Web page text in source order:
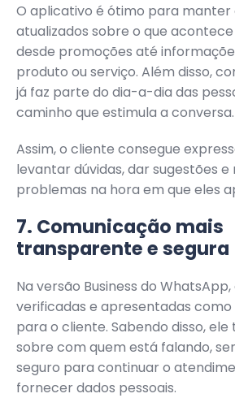
O aplicativo é ótimo para manter
atualizados sobre o que
desde promoções até
produto ou serviço. Além disso,
já faz parte do dia-a-dia das
caminho que estimula a conversa.
Assim, o cliente consegue
levantar dúvidas, dar sugestões
problemas na hora em que eles
7. Comunicação mais
transparente e segura
Na versão Business do
verificadas e apresentadas
para o cliente. Sabendo disso,
sobre com quem está falando,
seguro para continuar o
fornecer dados pessoais.